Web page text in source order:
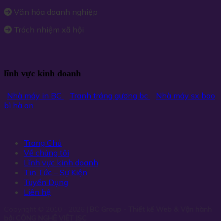
Văn hóa doanh nghiệp
Trách nhiệm xã hội
lĩnh vực kinh doanh
Nhà máy in BC Tranh tráng gương bc
Nhà máy sx bao
bì hà an
Trang Chủ
Về chúng tôi
Lĩnh vực kinh doanh
Tin Tức – Sự Kiện
Tuyển Dụng
Liên hệ